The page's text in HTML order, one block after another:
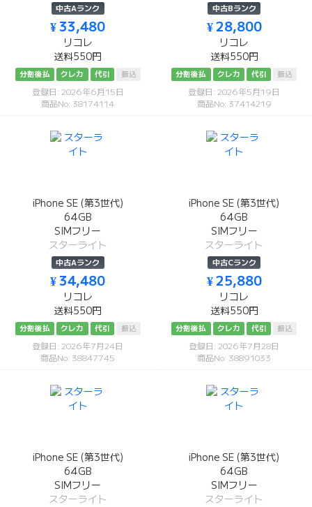
中古Aランク
¥ 33,480
リコレ
送料550円
分割後払 クレカ 代引 振込
登録日: 2026年6月15日
商品No: 38174114
中古Bランク
¥ 28,800
リコレ
送料550円
分割後払 クレカ 代引 振込
登録日: 2026年5月19日
商品No: 37414219
iPhone SE (第3世代)
64GB
SIMフリー
スターライト
中古Aランク
¥ 34,480
リコレ
送料550円
分割後払 クレカ 代引 振込
登録日: 2026年7月24日
商品No: 38847745
iPhone SE (第3世代)
64GB
SIMフリー
スターライト
中古Cランク
¥ 25,880
リコレ
送料550円
分割後払 クレカ 代引 振込
登録日: 2026年7月28日
商品No: 38891033
iPhone SE (第3世代)
64GB
SIMフリー
スターライト
iPhone SE (第3世代)
64GB
SIMフリー
スターライト